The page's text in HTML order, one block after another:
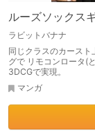
ルーズソックス
ラビットバナナ
同じクラスのカース
グで リモコンロータ(
3DCGで実現。
マンガ